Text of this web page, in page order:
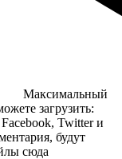
Максимальный
загрузить:
Twitter и
будут
сюда